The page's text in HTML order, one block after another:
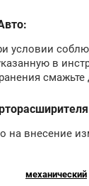
условии
в
на внесение
механический